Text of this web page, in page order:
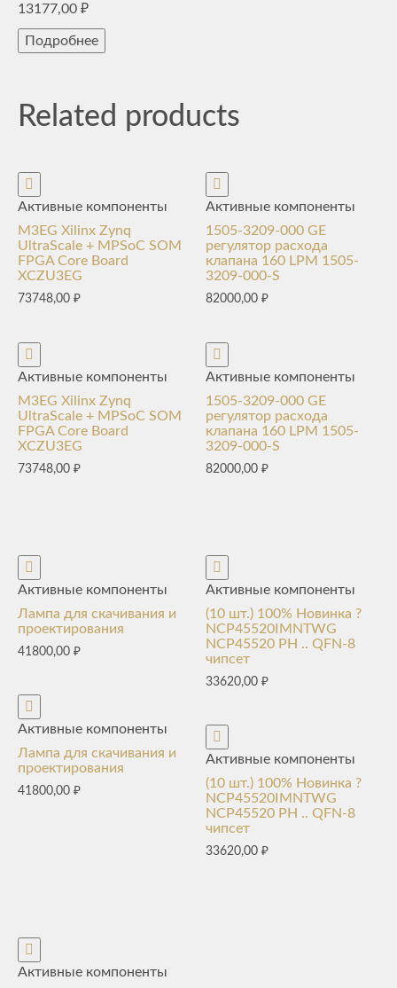
13177,00 ₽
Подробнее
Related products
Активные компоненты
M3EG Xilinx Zynq
UltraScale + MPSoC SOM
FPGA Core Board
XCZU3EG
73748,00 ₽
Активные компоненты
M3EG Xilinx Zynq
UltraScale + MPSoC SOM
FPGA Core Board
XCZU3EG
73748,00 ₽
Активные компоненты
1505-3209-000 GE
регулятор расхода
клапана 160 LPM 1505-
3209-000-S
82000,00₽
Активные компоненты
1505-3209-000 GE
регулятор расхода
клапана 160 LPM 1505-
3209-000-S
82000,00₽
Активные компоненты
Лампа для скачивания и
проектирования
41800,00 ₽
Активные компоненты
Лампа для скачивания и
проектирования
41800,00 ₽
Активные компоненты
(10 шт.) 100% Новинка ?
NCP45520IMNTWG
NCP45520 PH .. QFN-8
чипсет
33620,00₽
Активные компоненты
(10 шт.) 100% Новинка ?
NCP45520IMNTWG
NCP45520 PH .. QFN-8
чипсет
33620,00₽
Активные компоненты